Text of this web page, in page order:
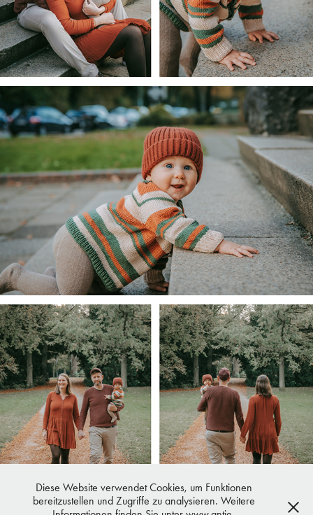
Diese Website verwendet Cookies, um Funktionen
bereitzustellen und Zugriffe zu analysieren. Weitere